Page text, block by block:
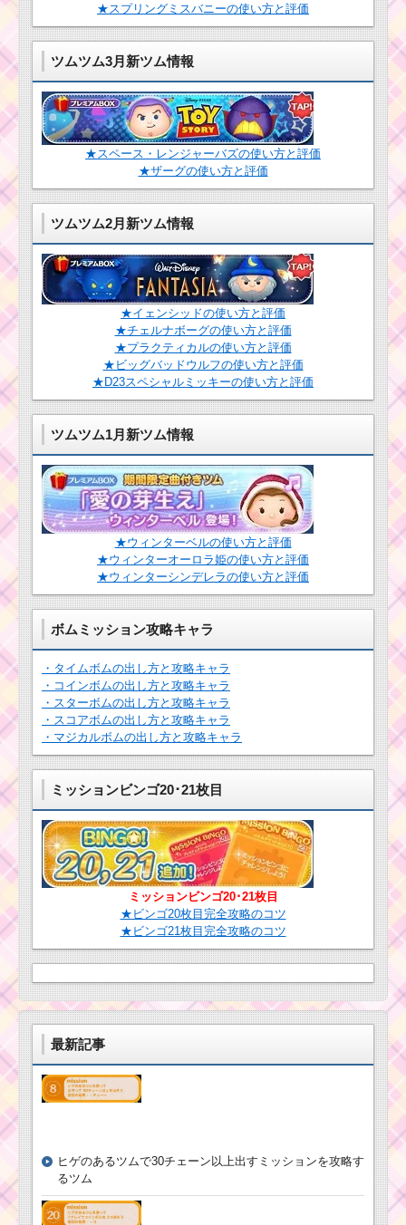
1250万点稼ぐミッショ
ツムツムビンゴ17 22.
縦ライン消去スキルで1
プレイで1000コインを
稼いだ方法
ミッキー＆フレンズ
シリーズで6回フィーバ
耳がとがったツムで
80コンボを出した攻略
法
えりが見えるツムで
450万点稼ぐミッショ
ンを攻略するツム
ツムツムイベント10
月！ハッピーハロウィ
ーンの攻略ポイントと
報酬は？
ハッピーハロウィー
ンのキャンディパーテ
ィーの招待状を毎回ゲ
ットできないの？
ツムツムアリスイベ
ントのキャラクターボ
ーナスを計算してみ
た！
ツムツム確率アップ
ツムはニモ・ドリー・
ツムツム！パイレー
ツスティッチの使い方
とスキル動画｜縦ライ
ン状の消去系スキル
ツムツム7月イ
ベント「海賊の
お宝探し」のキ
ャラクターボー
ナス値と有利な
ツムツム9月ディズニ
★スプリングミスバニーの使い方と評価
ツムツム3月新ツム情報
★スペース・レンジャーバズの使い方と評価
★ザーグの使い方と評価
ツムツム2月新ツム情報
★イェンシッドの使い方と評価
★チェルナボーグの使い方と評価
★プラクティカルの使い方と評価
★ビッグバッドウルフの使い方と評価
★D23スペシャルミッキーの使い方と評価
ツムツム1月新ツム情報
★ウィンターベルの使い方と評価
★ウィンターオーロラ姫の使い方と評価
★ウィンターシンデレラの使い方と評価
ボムミッション攻略キャラ
・タイムボムの出し方と攻略キャラ
・コインボムの出し方と攻略キャラ
・スターボムの出し方と攻略キャラ
・スコアボムの出し方と攻略キャラ
・マジカルボムの出し方と攻略キャラ
ミッションビンゴ20･21枚目
ミッションビンゴ20･21枚目
★ビンゴ20枚目完全攻略のコツ
★ビンゴ21枚目完全攻略のコツ
最新記事
ヒゲのあるツムで30チェーン以上出すミッションを攻略す
るツム